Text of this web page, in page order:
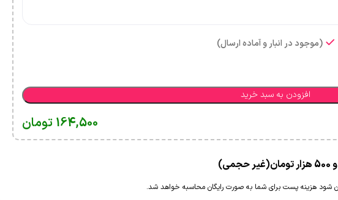
(موجود در انبار و آماده ارسال)
افزودن به سبد خرید
164,500 تومان